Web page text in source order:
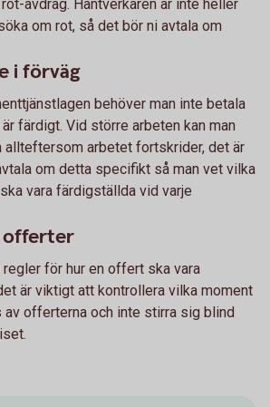
avdrag. Hantverkaren är inte heller
om rot, så det bör ni avtala om
i förväg
behöver man inte betala
färdigt. Vid större arbeten kan man
allteftersom arbetet fortskrider, det är
om detta specifikt så man vet vilka
vara färdigställda vid varje
offerter
regler för hur en offert ska vara
är viktigt att kontrollera vilka moment
offerterna och inte stirra sig blind